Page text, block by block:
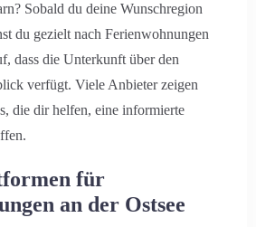
Sobald du deine Wunschregion
du gezielt nach Ferienwohnungen
dass die Unterkunft über den
verfügt. Viele Anbieter zeigen
die dir helfen, eine informierte
für
an der Ostsee